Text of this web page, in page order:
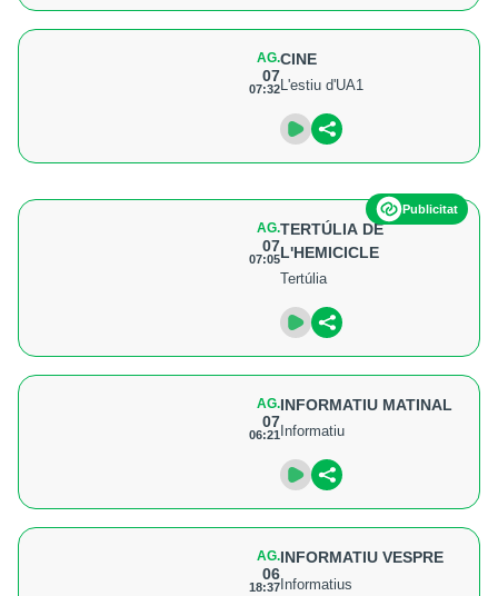
AG.
07
07:32
CINE
L'estiu d'UA1
Publicitat
AG.
07
07:05
TERTÚLIA DE
L'HEMICICLE
Tertúlia
AG.
07
06:21
INFORMATIU MATINAL
Informatiu
AG.
06
18:37
INFORMATIU VESPRE
Informatius